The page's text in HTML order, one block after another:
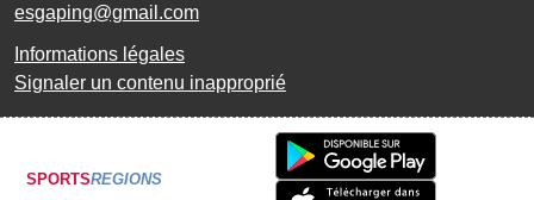
esgaping@gmail.com
Informations légales
Signaler un contenu inapproprié
SPORTSREGIONS